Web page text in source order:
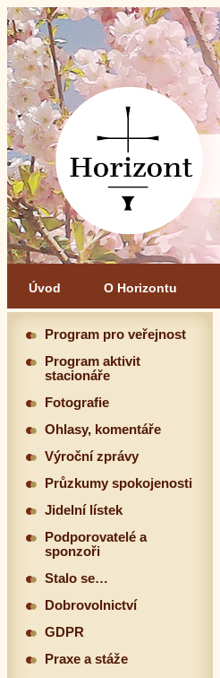
Úvod O Horizontu
Program pro veřejnost
Program aktivit
stacionáře
Fotografie
Ohlasy, komentáře
Výroční zprávy
Průzkumy spokojenosti
Jidelní lístek
Podporovatelé a
sponzoři
Stalo se…
Dobrovolnictví
GDPR
Praxe a stáže